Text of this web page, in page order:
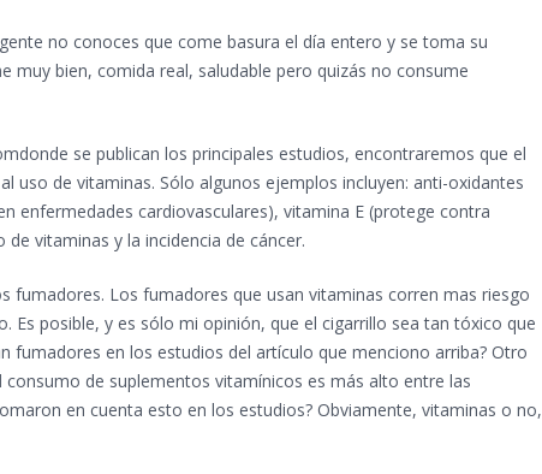
no conoces que come basura el día entero y se toma su
muy bien, comida real, saludable pero quizás no consume
se publican los principales estudios, encontraremos que el
uso de vitaminas. Sólo algunos ejemplos incluyen: anti-oxidantes
enfermedades cardiovasculares), vitamina E (protege contra
vitaminas y la incidencia de cáncer.
fumadores. Los fumadores que usan vitaminas corren mas riesgo
Es posible, y es sólo mi opinión, que el cigarrillo sea tan tóxico que
fumadores en los estudios del artículo que menciono arriba? Otro
de suplementos vitamínicos es más alto entre las
en cuenta esto en los estudios? Obviamente, vitaminas o no,